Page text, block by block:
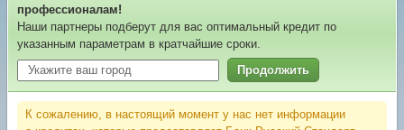
профессионалам!
Наши партнеры подберут для вас оптимальный кредит по
указанным параметрам в кратчайшие сроки.
Продолжить
К сожалению, в настоящий момент у нас нет информации